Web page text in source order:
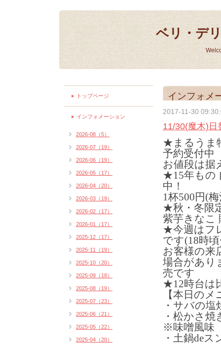
ベリ・デ
インフォメ
2017-11-30
11/30(魔木)日
★まるうま
予約受付中
お値段は据
★15年もの
中！
1杯500円(
★秋・冬限
紫芋きなこ
★今週はフ
です(18時
お客様の来
場合があり
売です
★12時台は
【本日の
・サバの
・松かさ
※味噌風味
・土鍋deス
トップページ
インフォメーション
2026-08（5）
2026-07（19）
2026-06（19）
2026-05（17）
2026-04（20）
2026-03（19）
2026-02（17）
2026-01（17）
2025-12（17）
2025-11（19）
2025-10（20）
2025-09（18）
2025-08（19）
2025-07（23）
2025-06（21）
2025-05（22）
2025-04（20）